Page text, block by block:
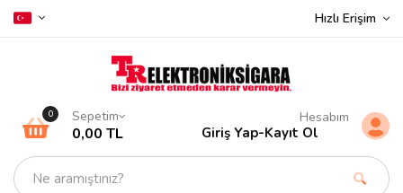
Hızlı Erişim
0 Sepetim
0,00 TL
Hesabım
Giriş Yap-Kayıt Ol